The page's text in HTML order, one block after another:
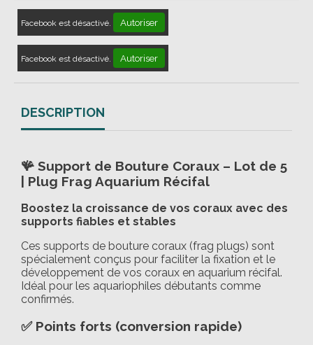
Facebook est désactivé. Autoriser
Facebook est désactivé. Autoriser
DESCRIPTION
🪸 Support de Bouture Coraux – Lot de 5
| Plug Frag Aquarium Récifal
Boostez la croissance de vos coraux avec des
supports fiables et stables
Ces supports de bouture coraux (frag plugs) sont
spécialement conçus pour faciliter la fixation et le
développement de vos coraux en aquarium récifal.
Idéal pour les aquariophiles débutants comme
confirmés.
✅ Points forts (conversion rapide)